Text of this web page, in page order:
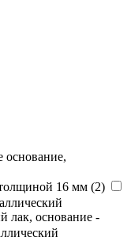
основание,
16 мм (2)
лак, основание -